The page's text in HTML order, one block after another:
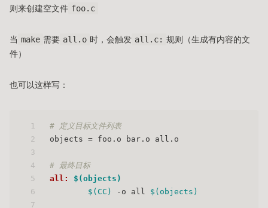
则来创建空文件 foo.c
当 make 需要 all.o 时，会触发 all.c: 规则（生成有内容的文
件）
也可以这样写：
1
2
3
4
5
6
7
# 定义目标文件列表
objects = foo.o bar.o all.o
# 最终目标
all: $(objects)
$(CC)
-o all $(objects)